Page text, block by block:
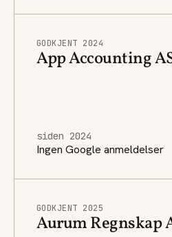
GODKJENT 2024
App Accounting
siden 2024
Ingen Google anmeldelser
GODKJENT 2025
Aurum Regnskap